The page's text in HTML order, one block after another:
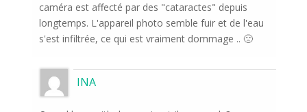
caméra est affecté par des "cataractes" depuis
longtemps. L'appareil photo semble fuir et de l'eau
s'est infiltrée, ce qui est vraiment dommage .. 🙁
INA